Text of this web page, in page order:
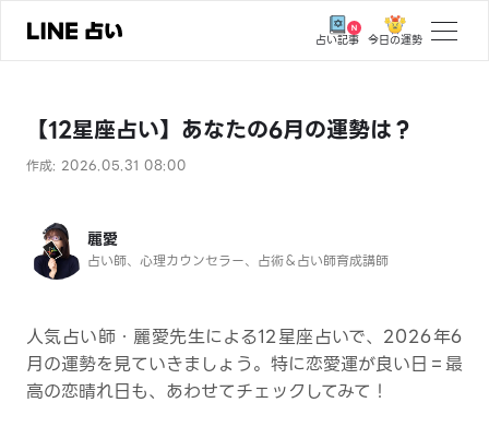
占い記事 今日の運勢
ユーザーの声
相談事例
占いの流れ
おすすめの占い師
えもじの子（占）12星座占い
占い記事
【12星座占い】あなたの6月の運勢は？
作成: 2026.05.31 08:00
麗愛
占い師、心理カウンセラー、占術＆占い師育成講師
人気占い師・麗愛先生による12星座占いで、2026年6
月の運勢を見ていきましょう。特に恋愛運が良い日＝最
高の恋晴れ日も、あわせてチェックしてみて！